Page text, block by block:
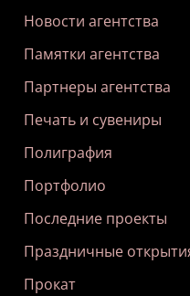
Новости агентства
Памятки агентства
Партнеры агентства
Печать и сувениры
Полиграфия
Портфолио
Последние проекты
Праздничные
Прокат